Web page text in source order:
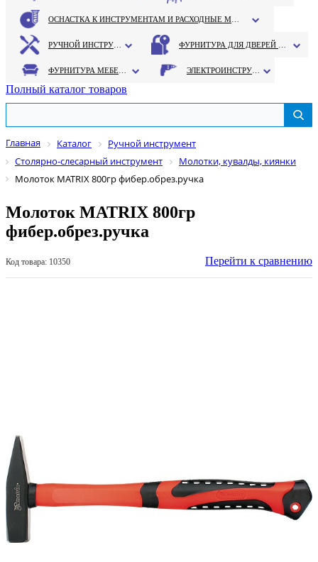
Полный каталог товаров
Главная Каталог
Ручной инструмент
Столярно-слесарный инструмент
Молотки, кувалды, киянки
Молоток MATRIX 800гр фибер.обрез.ручка
Молоток MATRIX 800гр
фибер.обрез.ручка
Код товара: 10350 Перейти к сравнению